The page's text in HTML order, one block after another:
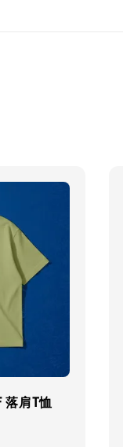
落肩T恤